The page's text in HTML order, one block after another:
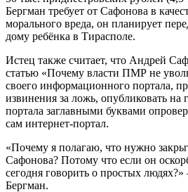
Бергман требует от Сафонова в
морального вреда, он планирует
дому ребёнка в Тирасполе.
Истец также считает, что Андрей
статью «Почему власти ПМР не
своего информационного портала,
извинения за ложь, опубликовать на
портала заглавными буквами
сам интернет-портал.
«Почему я полагаю, что нужно
Сафонова? Потому что если он
сегодня говорить о простых людях?»
Бергман.